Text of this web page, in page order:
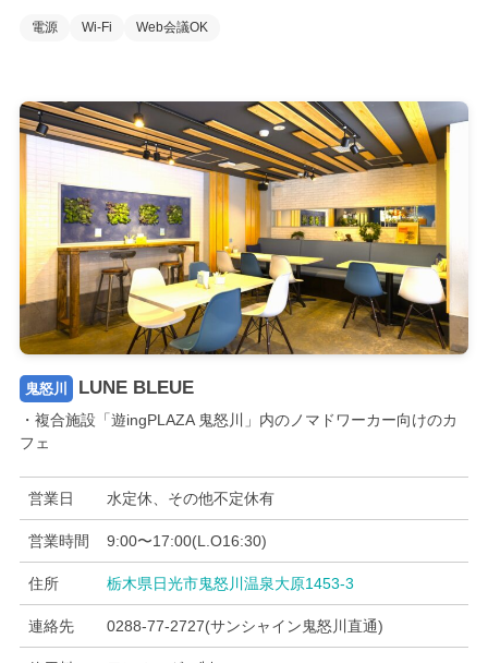
電源 Wi-Fi Web会議OK
鬼怒川 LUNE BLEUE
・複合施設「遊ingPLAZA 鬼怒川」内のノマドワーカー向けのカ
フェ
営業日 水定休、その他不定休有
営業時間 9:00〜17:00(L.O16:30)
住所 栃木県日光市鬼怒川温泉大原1453-3
連絡先 0288-77-2727(サンシャイン鬼怒川直通)